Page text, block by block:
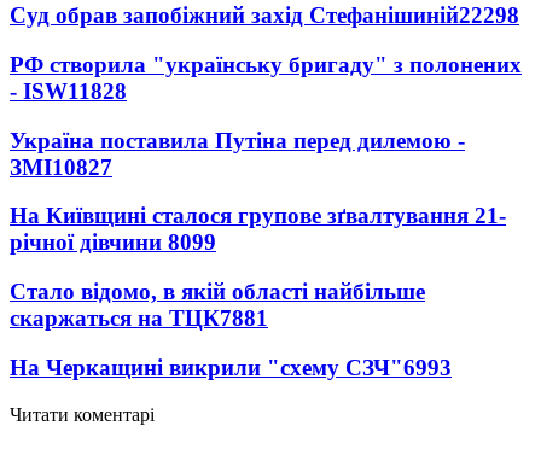
Суд обрав запобіжний захід Стефанішиній22298
РФ створила "українську бригаду" з полонених
- ISW11828
Україна поставила Путіна перед дилемою -
ЗМІ10827
На Київщині сталося групове зґвалтування 21-
річної дівчини 8099
Стало відомо, в якій області найбільше
скаржаться на ТЦК7881
На Черкащині викрили "схему СЗЧ"6993
Читати коментарі